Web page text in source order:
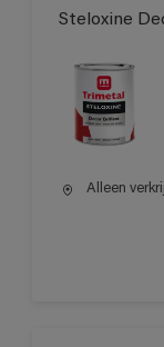
Steloxine
Alleen